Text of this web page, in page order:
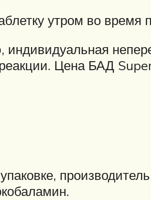
утром во
индивидуальная
Цена БАД